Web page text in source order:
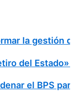
la gestión
del
el BPS